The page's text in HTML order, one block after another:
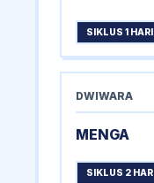
SIKLUS 1 HARI
DWIWARA
MENGA
SIKLUS 2 HARI